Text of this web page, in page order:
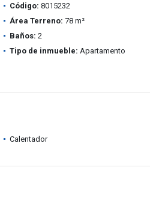
Código: 8015232
Área Terreno: 78 m²
Baños: 2
Tipo de inmueble: Apartamento
Calentador